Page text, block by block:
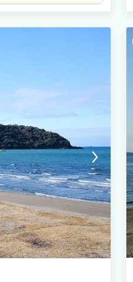
ただける場所でありたいと思
ンター」内の室内プール